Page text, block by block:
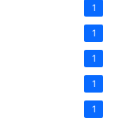
1
1
1
1
1